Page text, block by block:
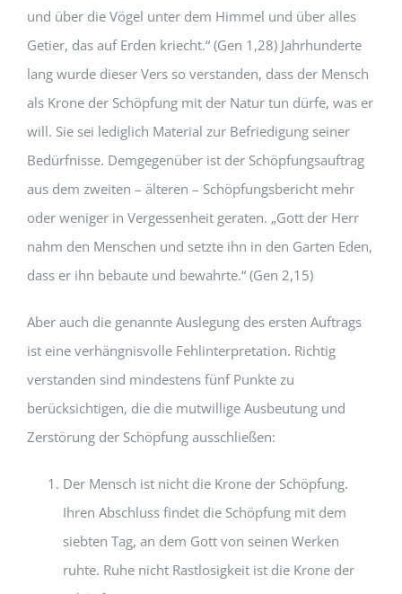
und über die Vögel unter dem Himmel und über alles
Getier, das auf Erden kriecht.“ (Gen 1,28) Jahrhunderte
lang wurde dieser Vers so verstanden, dass der Mensch
als Krone der Schöpfung mit der Natur tun dürfe, was er
will. Sie sei lediglich Material zur Befriedigung seiner
Bedürfnisse. Demgegenüber ist der Schöpfungsauftrag
aus dem zweiten – älteren – Schöpfungsbericht mehr
oder weniger in Vergessenheit geraten. „Gott der Herr
nahm den Menschen und setzte ihn in den Garten Eden,
dass er ihn bebaute und bewahrte.“ (Gen 2,15)
Aber auch die genannte Auslegung des ersten Auftrags
ist eine verhängnisvolle Fehlinterpretation. Richtig
verstanden sind mindestens fünf Punkte zu
berücksichtigen, die die mutwillige Ausbeutung und
Zerstörung der Schöpfung ausschließen:
Der Mensch ist nicht die Krone der Schöpfung.
Ihren Abschluss findet die Schöpfung mit dem
siebten Tag, an dem Gott von seinen Werken
ruhte. Ruhe nicht Rastlosigkeit ist die Krone der